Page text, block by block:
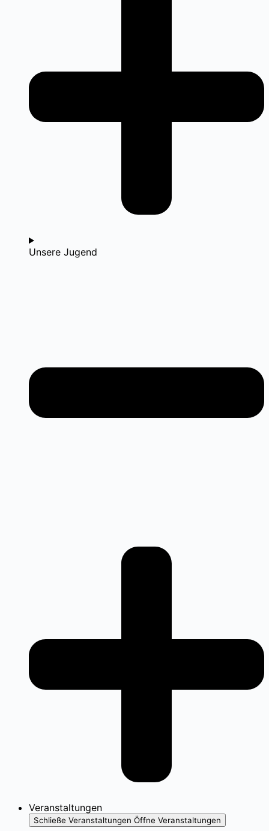
Unsere Jugend
Veranstaltungen
Schließe Veranstaltungen Öffne Veranstaltungen